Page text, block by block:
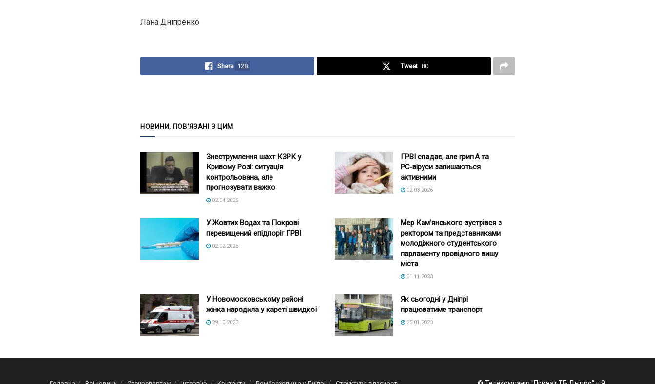
Лана Дніпренко
Share 128 Tweet 80
НОВИНИ, ПОВ'ЯЗАНІ З ЦИМ
Знеструмлення шахт КЗРК у
Кривому Розі: ситуація
контрольована, але
прогнозувати важко
02.04.2026
ГРВІ спадає, але грип А та
РС‑віруси залишаються
активними
02.03.2026
У Жовтих Водах та Покрові
перевищений епідпоріг ГРВІ
02.02.2026
Мер Кам’янського зустрівся з
ректором та представниками
молодіжного студентського
парламенту провідного вишу
міста
01.11.2023
У Новомосковському районі
жінка народила у кареті швидкої
29.10.2023
Як сьогодні у Дніпрі
працюватиме транспорт
25.01.2023